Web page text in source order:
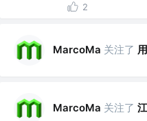
2
MarcoMa 关注了
MarcoMa 关注了